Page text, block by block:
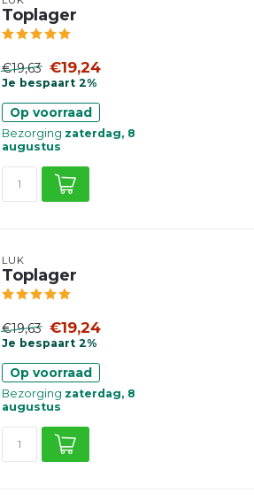
Toplager
€19,63 €19,24
Je bespaart 2%
Op voorraad
Bezorging zaterdag, 8
augustus
LUK
Toplager
€19,63 €19,24
Je bespaart 2%
Op voorraad
Bezorging zaterdag, 8
augustus